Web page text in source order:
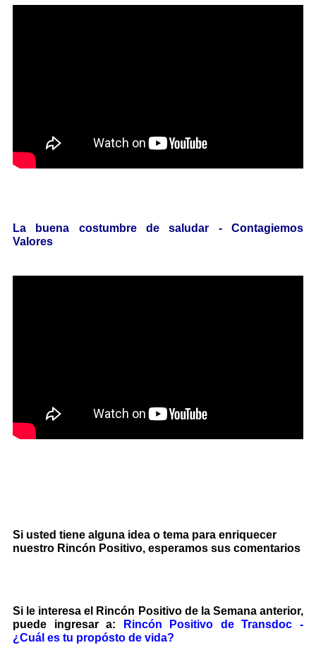
La buena costumbre de saludar - Contagiemos
Valores
Si usted tiene alguna idea o tema para enriquecer
nuestro Rincón Positivo, esperamos sus comentarios
Si le interesa el Rincón Positivo de la Semana anterior,
puede ingresar a:
Rincón Positivo de Transdoc -
¿Cuál es tu propósto de vida?